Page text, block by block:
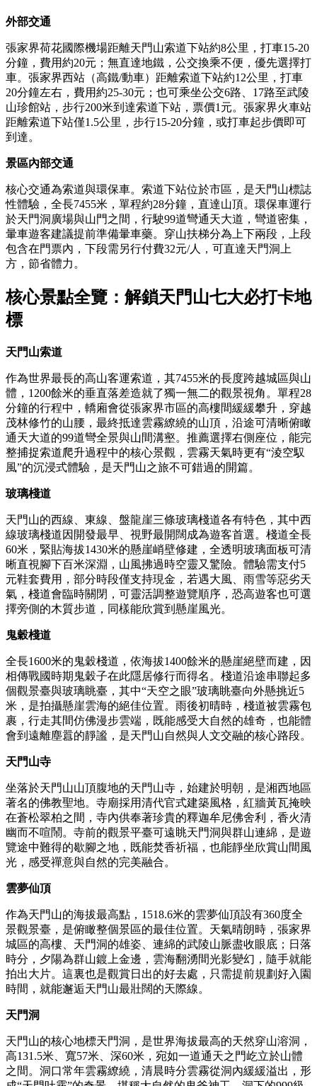
外部交通
張家界荷花國際機場距離天門山索道下站約8公里，打車15-20
分鐘，費用約20元；無直達地鐵，公交換乘不便，優先選擇打
車。張家界西站（高鐵/動車）距離索道下站約12公里，打車
20分鐘左右，費用約25-30元；也可乘坐公交6路、17路至武陵
山珍館站，步行200米到達索道下站，票價1元。張家界火車站
距離索道下站僅1.5公里，步行15-20分鐘，或打車起步價即可
到達。
景區內部交通
核心交通為索道與環保車。索道下站位於市區，是天門山標誌
性體驗，全長7455米，單程約28分鐘，直達山頂。環保車運行
於天門洞廣場與山門之間，行駛99道彎通天大道，彎道密集，
暈車遊客建議提前準備暈車藥。穿山扶梯分為上下兩段，上段
包含在門票內，下段需另行付費32元/人，可直達天門洞上
方，節省體力。
核心景點全覽：解鎖天門山七大必打卡地
標
天門山索道
作為世界最長的高山客運索道，其7455米的長度跨越城區與山
體，1200餘米的垂直落差造就了獨一無二的觀景視角。單程28
分鐘的行程中，轎廂會從張家界市區的高樓間緩緩攀升，穿越
茂林修竹的山腰，最終抵達雲霧繚繞的山頂，沿途可清晰俯瞰
通天大道的99道彎全景與山間溝壑。推薦選擇右側座位，能完
整捕捉索道爬升過程中的核心景觀，雲霧天氣時更有“淩空馭
風”的沉浸式體驗，是天門山之旅不可錯過的開篇。
玻璃棧道
天門山的西線、東線、盤龍崖三條玻璃棧道各有特色，其中西
線玻璃棧道因開發最早、視野最開闊成為遊客首選。棧道全長
60米，緊貼海拔1430米的懸崖峭壁修建，全透明玻璃面板可清
晰直視腳下百米深淵，山風拂過時空靈又驚險。體驗需支付5
元鞋套費用，部分時段僅支持現金，若遇大風、雨雪等惡劣天
氣，棧道會臨時關閉，可靈活調整遊覽順序，恐高遊客也可選
擇旁側的木質步道，同樣能欣賞到懸崖風光。
鬼穀棧道
全長1600米的鬼穀棧道，依海拔1400餘米的懸崖絕壁而建，因
相傳戰國時期鬼穀子在此隱居修行而得名。棧道沿途串聯起多
個觀景臺與玻璃眺臺，其中“天空之眼”玻璃眺臺向外懸挑近5
米，是拍攝懸崖雲海的絕佳位置。雨後初晴時，棧道被雲霧包
裹，行走其間仿佛漫步雲端，既能感受大自然的雄奇，也能體
會到遠離塵囂的靜謐，是天門山自然與人文交融的核心路段。
天門山寺
坐落於天門山山頂腹地的天門山寺，始建於明朝，是湘西地區
著名的佛教聖地。寺廟採用清代官式建築風格，紅牆黃瓦掩映
在蒼松翠柏之間，寺內供奉著珍貴的釋迦牟尼佛舍利，香火清
幽而不喧鬧。寺前的觀景平臺可遠眺天門洞與群山連綿，是遊
覽途中難得的歇腳之地，既能焚香祈福，也能靜坐欣賞山間風
光，感受禪意與自然的完美融合。
雲夢仙頂
作為天門山的海拔最高點，1518.6米的雲夢仙頂設有360度全
景觀景臺，是俯瞰整個景區的最佳位置。天氣晴朗時，張家界
城區的高樓、天門洞的雄姿、連綿的武陵山脈盡收眼底；日落
時分，夕陽為群山鍍上金邊，雲海翻湧間光影變幻，隨手就能
拍出大片。這裏也是觀賞日出的好去處，只需提前規劃好入園
時間，就能邂逅天門山最壯闊的天際線。
天門洞
天門山的核心地標天門洞，是世界海拔最高的天然穿山溶洞，
高131.5米、寬57米、深60米，宛如一道通天之門屹立於山體
之間。洞口常年雲霧繚繞，清晨時分雲霧從洞內緩緩溢出，形